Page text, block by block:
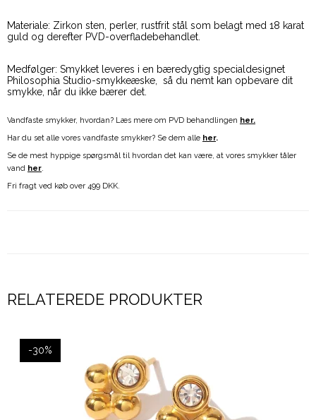
Materiale: Zirkon sten, perler, rustfrit stål som belagt med 18 karat
guld og derefter PVD-overfladebehandlet.
Medfølger: Smykket leveres i en bæredygtig specialdesignet
Philosophia Studio-smykkeæske, så du nemt kan opbevare dit
smykke, når du ikke bærer det.
Vandfaste smykker, hvordan? Læs mere om PVD behandlingen her.
Har du set alle vores vandfaste smykker? Se dem alle her.
Se de mest hyppige spørgsmål til hvordan det kan være, at vores smykker tåler
vand her.
Fri fragt ved køb over 499 DKK.
RELATEREDE PRODUKTER
-30%